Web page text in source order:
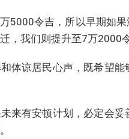
5000令吉，所以早期如
，我们则提升至7万2000
体谅居民心声，既希望
来有安顿计划，必定会